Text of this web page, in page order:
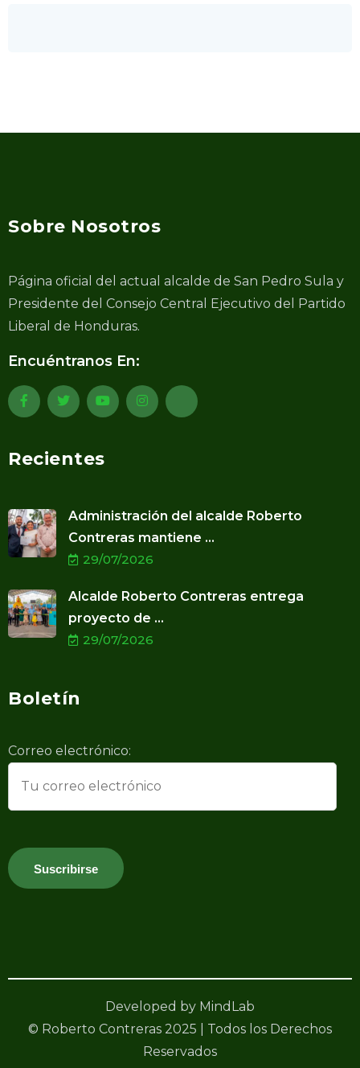
Sobre Nosotros
Página oficial del actual alcalde de San Pedro Sula y
Presidente del Consejo Central Ejecutivo del Partido
Liberal de Honduras.
Encuéntranos En:
Recientes
Administración del alcalde Roberto
Contreras mantiene ...
29/07/2026
Alcalde Roberto Contreras entrega
proyecto de ...
29/07/2026
Boletín
Correo electrónico:
Developed by MindLab
© Roberto Contreras 2025 | Todos los Derechos
Reservados